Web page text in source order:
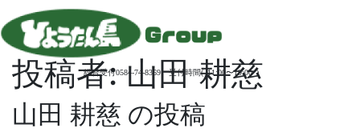
総合受付0584-74-8369 受付時間( 11:00〜19:00 )
投稿者:山田 耕慈
山田 耕慈 の投稿